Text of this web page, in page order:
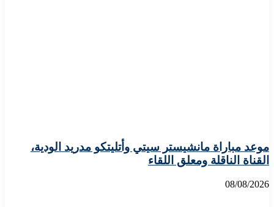
موعد مباراة مانشيستر سيتي وأتليتكو مدريد الودية،
القناة الناقلة ومعلق اللقاء
08/08/2026